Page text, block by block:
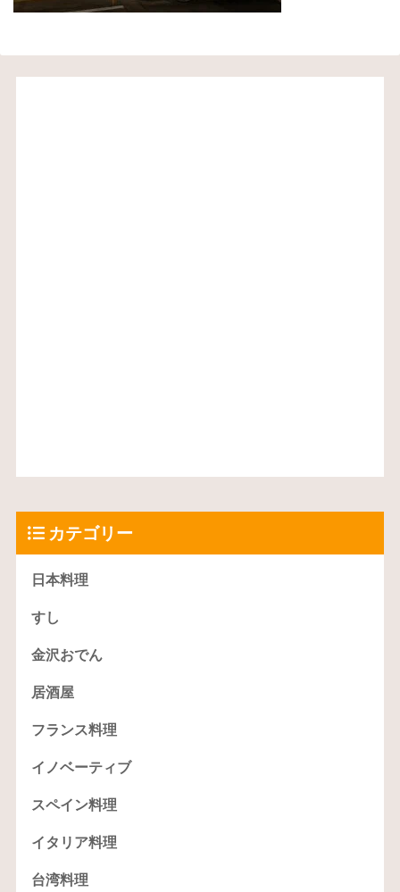
カテゴリー
日本料理
すし
金沢おでん
居酒屋
フランス料理
イノベーティブ
スペイン料理
イタリア料理
台湾料理